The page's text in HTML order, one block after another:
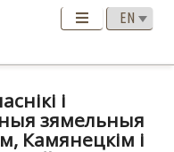
i
зямельныя
Камянецкім i